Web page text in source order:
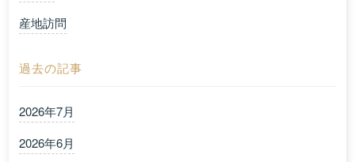
産地訪問
過去の記事
2026年7月
2026年6月